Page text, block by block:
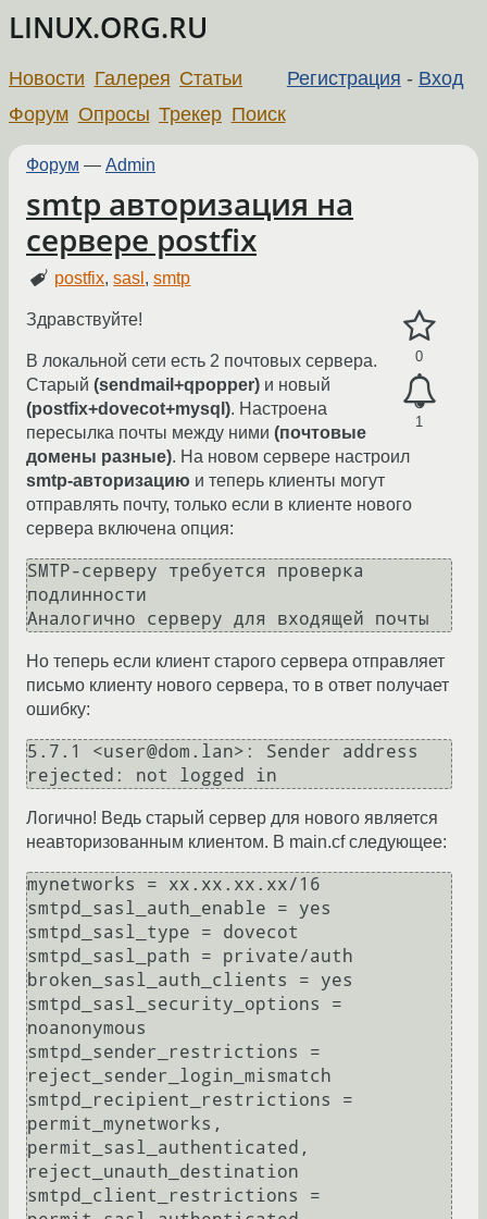
LINUX.ORG.RU
Регистрация - Вход
Новости Галерея Статьи
Форум Опросы Трекер Поиск
Форум — Admin
smtp авторизация на
сервере postfix
postfix,sasl ,smtp
0
1
Здравствуйте!
В локальной сети есть 2 почтовых сервера.
Старый (sendmail+qpopper) и новый
(postfix+dovecot+mysql). Настроена
пересылка почты между ними (почтовые
домены разные). На новом сервере настроил
smtp-авторизацию и теперь клиенты могут
отправлять почту, только если в клиенте нового
сервера включена опция:
SMTP-серверу требуется проверка
подлинности
Но теперь если клиент старого сервера отправляет
письмо клиенту нового сервера, то в ответ получает
ошибку:
5.7.1 <user@dom.lan>: Sender address
Логично! Ведь старый сервер для нового является
неавторизованным клиентом. В main.cf следующее:
mynetworks = xx.xx.xx.xx/16
smtpd_sasl_auth_enable = yes
smtpd_sasl_type = dovecot
smtpd_sasl_path = private/auth
broken_sasl_auth_clients = yes
smtpd_sasl_security_options =
noanonymous
smtpd_sender_restrictions =
reject_sender_login_mismatch
smtpd_recipient_restrictions =
permit_mynetworks,
permit_sasl_authenticated,
reject_unauth_destination
smtpd_client_restrictions =